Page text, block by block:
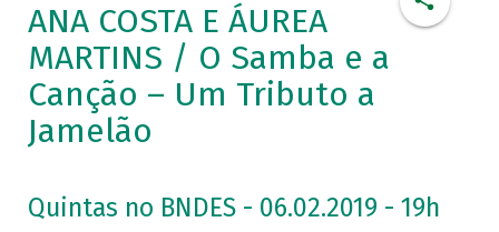
ANA COSTA E ÁUREA
MARTINS / O Samba e a
Canção – Um Tributo a
Jamelão
Quintas no BNDES - 06.02.2019 - 19h